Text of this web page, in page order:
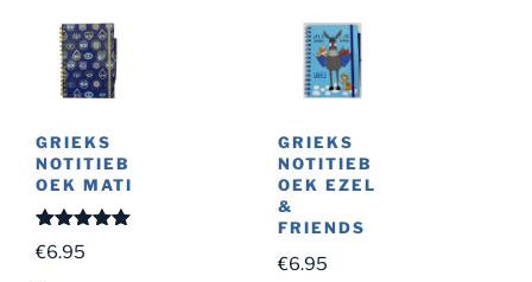
GRIEKS
NOTITIEB
OEK MATI
Gewaardeer
d5.00
€6.95
GRIEKS
NOTITIEB
OEK EZEL
&
FRIENDS
€6.95